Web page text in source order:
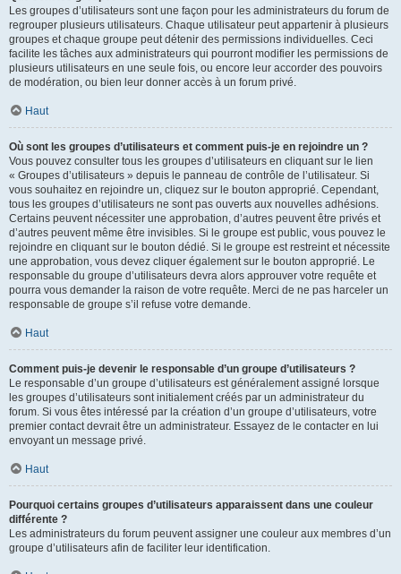
Les groupes d’utilisateurs sont une façon pour les administrateurs du forum de
regrouper plusieurs utilisateurs. Chaque utilisateur peut appartenir à plusieurs
groupes et chaque groupe peut détenir des permissions individuelles. Ceci
facilite les tâches aux administrateurs qui pourront modifier les permissions de
plusieurs utilisateurs en une seule fois, ou encore leur accorder des pouvoirs
de modération, ou bien leur donner accès à un forum privé.
Haut
Où sont les groupes d’utilisateurs et comment puis-je en rejoindre un ?
Vous pouvez consulter tous les groupes d’utilisateurs en cliquant sur le lien
« Groupes d’utilisateurs » depuis le panneau de contrôle de l’utilisateur. Si
vous souhaitez en rejoindre un, cliquez sur le bouton approprié. Cependant,
tous les groupes d’utilisateurs ne sont pas ouverts aux nouvelles adhésions.
Certains peuvent nécessiter une approbation, d’autres peuvent être privés et
d’autres peuvent même être invisibles. Si le groupe est public, vous pouvez le
rejoindre en cliquant sur le bouton dédié. Si le groupe est restreint et nécessite
une approbation, vous devez cliquer également sur le bouton approprié. Le
responsable du groupe d’utilisateurs devra alors approuver votre requête et
pourra vous demander la raison de votre requête. Merci de ne pas harceler un
responsable de groupe s’il refuse votre demande.
Haut
Comment puis-je devenir le responsable d’un groupe d’utilisateurs ?
Le responsable d’un groupe d’utilisateurs est généralement assigné lorsque
les groupes d’utilisateurs sont initialement créés par un administrateur du
forum. Si vous êtes intéressé par la création d’un groupe d’utilisateurs, votre
premier contact devrait être un administrateur. Essayez de le contacter en lui
envoyant un message privé.
Haut
Pourquoi certains groupes d’utilisateurs apparaissent dans une couleur
différente ?
Les administrateurs du forum peuvent assigner une couleur aux membres d’un
groupe d’utilisateurs afin de faciliter leur identification.